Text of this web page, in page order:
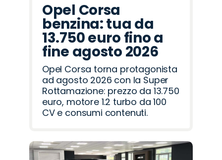
Opel Corsa
benzina: tua da
13.750 euro fino a
fine agosto 2026
Opel Corsa torna protagonista
ad agosto 2026 con la Super
Rottamazione: prezzo da 13.750
euro, motore 1.2 turbo da 100
CV e consumi contenuti.